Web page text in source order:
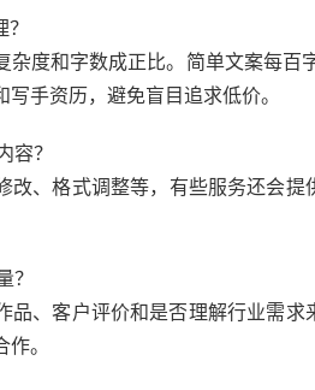
杂度和字数成正比。简单文案每
手资历，避免盲目追求低价。
容？
改、格式调整等，有些服务还会
？
品、客户评价和是否理解行业需
。